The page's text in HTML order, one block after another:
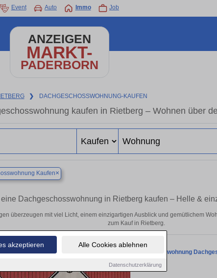
akzeptieren Alle Cookies ablehnen
Datenschutzerklärung
Event Auto Immo Job
ANZEIGEN
MARKT-
PADERBORN
❯ DACHGESCHOSSWOHNUNG-KAUFEN
kaufen in Rietberg – Wohnen über
Kaufen×
Dachgeschosswohnung in Rietberg kaufen – Helle &
überzeugen mit viel Licht, einem einzigartigen Ausblick und gemütlichem
zum Kauf in Rietberg.
Eigentumswohnung